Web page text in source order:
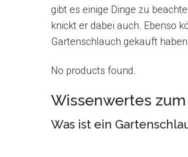
gibt es einige Dinge zu
knickt er dabei auch. Ebenso
Gartenschlauch gekauft
No products found.
Wissenwertes
Was ist ein